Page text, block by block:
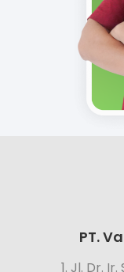
PT.
1. Jl. Dr.